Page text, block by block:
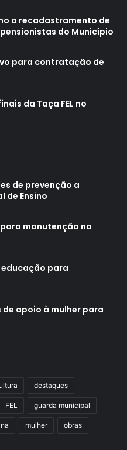
o recadastramento de
do Município
para contratação de
da Taça FEL no
de prevenção a
de Ensino
manutenção na
para
de apoio à mulher para
destaques
FEL guarda municipal
mulher obras